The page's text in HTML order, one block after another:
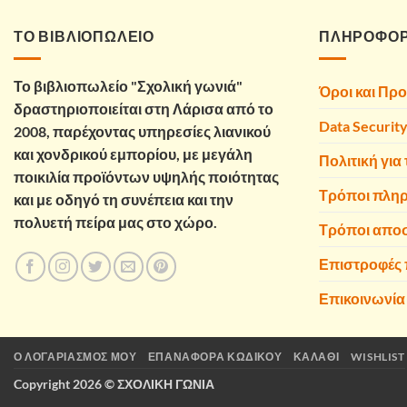
ΤΟ ΒΙΒΛΙΟΠΩΛΕΙΟ
Το βιβλιοπωλείο "Σχολική γωνιά"
δραστηριοποιείται στη Λάρισα από το
2008, παρέχοντας υπηρεσίες λιανικού
και χονδρικού εμπορίου, με μεγάλη
ποικιλία προϊόντων υψηλής ποιότητας
και με οδηγό τη συνέπεια και την
πολυετή πείρα μας στο χώρο.
Όροι και
Data
Πολιτική
Τρόποι
Τρόποι
Επικοινωνία
Ο ΛΟΓΑΡΙΑΣΜΌΣ ΜΟΥ ΕΠΑΝΑΦΟΡΆ ΚΩΔΙΚΟΎ ΚΑΛΆΘΙ WISHLIST
Copyright 2026 ©ΣΧΟΛΙΚΗ ΓΩΝΙΑ